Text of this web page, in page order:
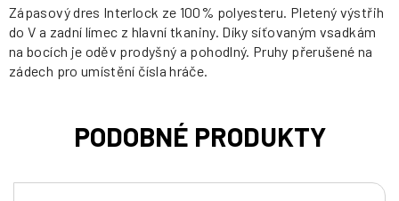
Zápasový dres Interlock ze 100% polyesteru. Pletený výstřih
do V a zadní límec z hlavní tkaniny. Díky síťovaným vsadkám
na bocích je oděv prodyšný a pohodlný. Pruhy přerušené na
zádech pro umístění čísla hráče.